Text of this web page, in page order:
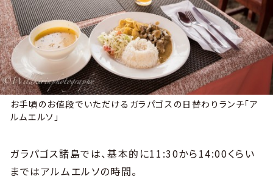
お手頃のお値段でいただけるガラパゴスの日替わりランチ「ア
ルムエルソ」
ガラパゴス諸島では、基本的に11:30から14:00くらい
まではアルムエルソの時間。